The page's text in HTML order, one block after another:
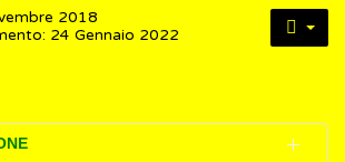
2018
24 Gennaio 2022